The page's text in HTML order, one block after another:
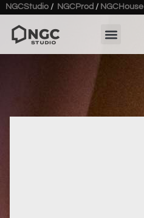
NGCStudio / NGCProd / NGCHouse